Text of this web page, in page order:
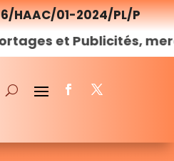
HAAC/01-2024/PL/P
Publicités, merci denous